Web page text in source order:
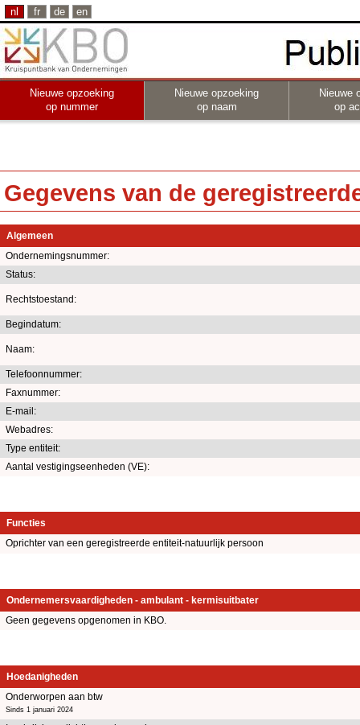
nl fr de en
Nieuwe opzoeking
op nummer
Nieuwe opzoeking
op naam
Nieuwe
op
Gegevens van de
Algemeen
Ondernemingsnummer:
Status:
Rechtstoestand:
Begindatum:
Naam:
Telefoonnummer:
Faxnummer:
E-mail:
Webadres:
Type entiteit:
Aantal vestigingseenheden (VE):
Functies
Oprichter van een geregistreerde entiteit-natuurlijk persoon
Ondernemersvaardigheden - ambulant - kermisuitbater
Geen gegevens opgenomen in KBO.
Hoedanigheden
Onderworpen aan btw
Sinds 1 januari 2024